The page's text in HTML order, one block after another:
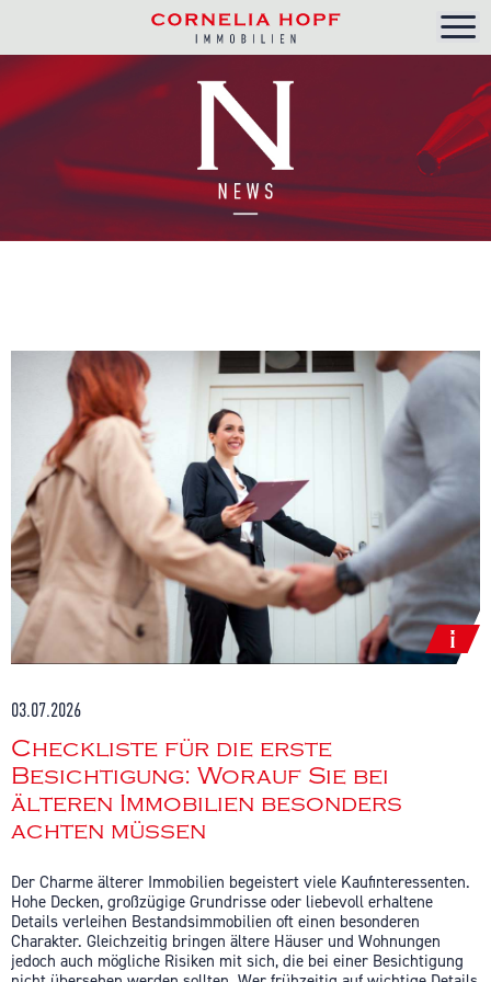
03.07.2026
Checkliste für die erste
Besichtigung: Worauf Sie bei
älteren Immobilien besonders
achten müssen
Der Charme älterer Immobilien begeistert viele Kaufinteressenten.
Hohe Decken, großzügige Grundrisse oder liebevoll erhaltene
Details verleihen Bestandsimmobilien oft einen besonderen
Charakter. Gleichzeitig bringen ältere Häuser und Wohnungen
jedoch auch mögliche Risiken mit sich, die bei einer Besichtigung